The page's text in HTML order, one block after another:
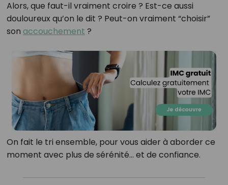
Alors, que faut-il vraiment croire ? Est-ce aussi
douloureux qu’on le dit ? Peut-on vraiment “choisir”
son accouchement ?
On fait le tri ensemble, pour vous aider à aborder ce
moment avec plus de sérénité… et de confiance.